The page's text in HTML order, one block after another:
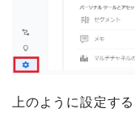
上のように設定す